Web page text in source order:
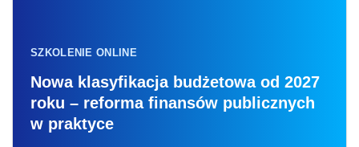
SZKOLENIE ONLINE
Nowa klasyfikacja budżetowa od 2027
roku – reforma finansów publicznych
w praktyce